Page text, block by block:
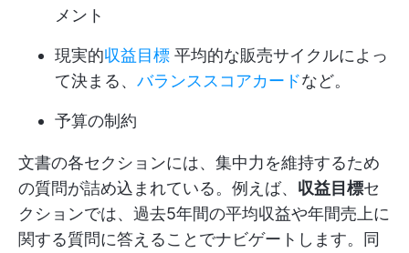
メント
現実的収益目標 平均的な販売サイクルによっ
て決まる、 バランススコアカードなど。
予算の制約
文書の各セクションには、集中力を維持するため
の質問が詰め込まれている。例えば、 収益目標セ
クションでは、過去5年間の平均収益や年間売上に
関する質問に答えることでナビゲートします。同